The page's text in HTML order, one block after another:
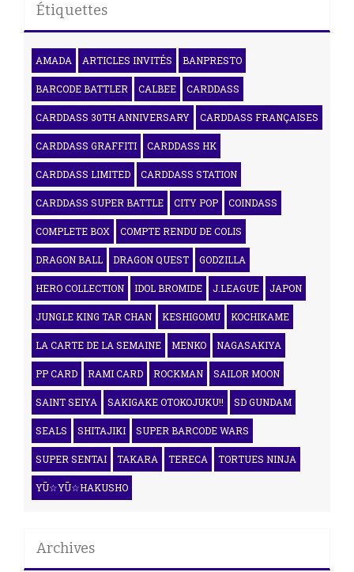
Étiquettes
AMADA ARTICLES INVITÉS BANPRESTO
BARCODE BATTLER CALBEE CARDDASS
CARDDASS 30TH ANNIVERSARY CARDDASS FRANÇAISES
CARDDASS GRAFFITI CARDDASS HK
CARDDASS LIMITED CARDDASS STATION
CARDDASS SUPER BATTLE CITY POP COINDASS
COMPLETE BOX COMPTE RENDU DE COLIS
DRAGON BALL DRAGON QUEST GODZILLA
HERO COLLECTION IDOL BROMIDE J.LEAGUE JAPON
JUNGLE KING TAR CHAN KESHIGOMU KOCHIKAME
LA CARTE DE LA SEMAINE MENKO NAGASAKIYA
PP CARD RAMI CARD ROCKMAN SAILOR MOON
SAINT SEIYA SAKIGAKE OTOKOJUKU!! SD GUNDAM
SEALS SHITAJIKI SUPER BARCODE WARS
SUPER SENTAI TAKARA TERECA TORTUES NINJA
YŪ☆YŪ☆HAKUSHO
Archives